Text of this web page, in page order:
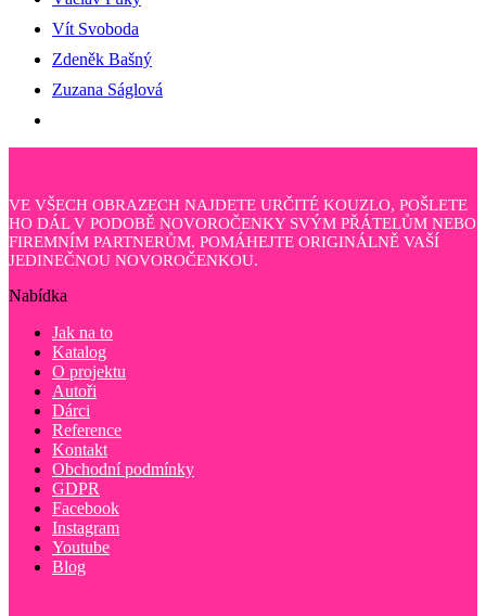
Vít Svoboda
Zdeněk Bašný
Zuzana Ságlová
VE VŠECH OBRAZECH NAJDETE URČITÉ KOUZLO, POŠLETE
HO DÁL V PODOBĚ NOVOROČENKY SVÝM PŘÁTELŮM NEBO
FIREMNÍM PARTNERŮM. POMÁHEJTE ORIGINÁLNĚ VAŠÍ
JEDINEČNOU NOVOROČENKOU.
Nabídka
Jak na to
Katalog
O projektu
Autoři
Dárci
Reference
Kontakt
Obchodní podmínky
GDPR
Facebook
Instagram
Youtube
Blog